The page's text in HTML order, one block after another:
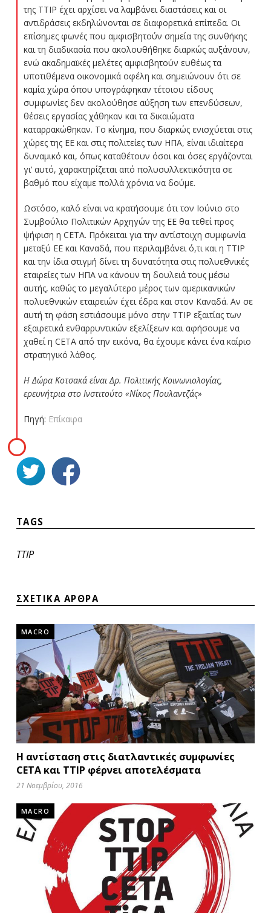
της TTIP έχει αρχίσει να λαμβάνει διαστάσεις και οι
αντιδράσεις εκδηλώνονται σε διαφορετικά επίπεδα. Οι
επίσημες φωνές που αμφισβητούν σημεία της συνθήκης
και τη διαδικασία που ακολουθήθηκε διαρκώς αυξάνουν,
ενώ ακαδημαϊκές μελέτες αμφισβητούν ευθέως τα
υποτιθέμενα οικονομικά οφέλη και σημειώνουν ότι σε
καμία χώρα όπου υπογράφηκαν τέτοιου είδους
συμφωνίες δεν ακολούθησε αύξηση των επενδύσεων,
θέσεις εργασίας χάθηκαν και τα δικαιώματα
καταρρακώθηκαν. Το κίνημα, που διαρκώς ενισχύεται στις
χώρες της ΕΕ και στις πολιτείες των ΗΠΑ, είναι ιδιαίτερα
δυναμικό και, όπως καταθέτουν όσοι και όσες εργάζονται
γι’ αυτό, χαρακτηρίζεται από πολυσυλλεκτικότητα σε
βαθμό που είχαμε πολλά χρόνια να δούμε.
Ωστόσο, καλό είναι να κρατήσουμε ότι τον Ιούνιο στο
Συμβούλιο Πολιτικών Αρχηγών της ΕΕ θα τεθεί προς
ψήφιση η CETA. Πρόκειται για την αντίστοιχη συμφωνία
μεταξύ ΕΕ και Καναδά, που περιλαμβάνει ό,τι και η ΤΤΙΡ
και την ίδια στιγμή δίνει τη δυνατότητα στις πολυεθνικές
εταιρείες των ΗΠΑ να κάνουν τη δουλειά τους μέσω
αυτής, καθώς το μεγαλύτερο μέρος των αμερικανικών
πολυεθνικών εταιρειών έχει έδρα και στον Καναδά. Αν σε
αυτή τη φάση εστιάσουμε μόνο στην ΤΤΙΡ εξαιτίας των
εξαιρετικά ενθαρρυντικών εξελίξεων και αφήσουμε να
χαθεί η CETA από την εικόνα, θα έχουμε κάνει ένα καίριο
στρατηγικό λάθος.
Η Δώρα Κοτσακά είναι Δρ. Πολιτικής Κοινωνιολογίας,
ερευνήτρια στο Ινστιτούτο «Νίκος Πουλαντζάς»
Πηγή: Επίκαιρα
TAGS
TTIP
ΣΧΕΤΙΚΑ ΑΡΘΡΑ
MACRO
Η αντίσταση στις διατλαντικές συμφωνίες
CETA και ΤΤΙΡ φέρνει αποτελέσματα
21 Νοεμβρίου, 2016
MACRO